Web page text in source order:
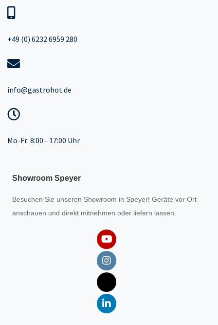
+49 (0) 6232 6959 280
info@gastrohot.de
Mo-Fr: 8:00 - 17:00 Uhr
Showroom Speyer
Besuchen Sie unseren Showroom in Speyer! Geräte vor Ort
anschauen und direkt mitnehmen oder liefern lassen.